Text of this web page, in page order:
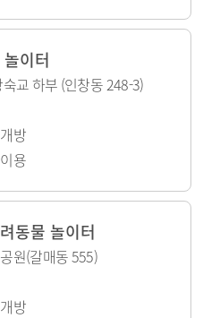
이터
교 하부 (인창동 248-3)
방
용
동물 놀이터
원(갈매동 555)
방